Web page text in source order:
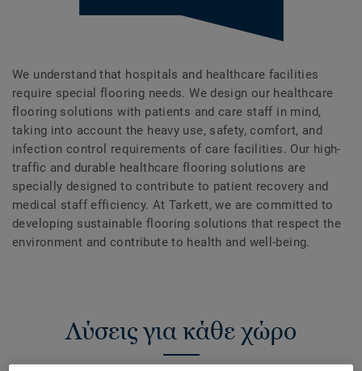
We understand that hospitals and healthcare facilities
require special flooring needs. We design our healthcare
flooring solutions with patients and care staff in mind,
taking into account the heavy use, safety, comfort, and
infection control requirements of care facilities. Our high-
traffic and durable healthcare flooring solutions are
specially designed to contribute to patient recovery and
medical staff efficiency. At Tarkett, we are committed to
developing sustainable flooring solutions that respect the
environment and contribute to health and well-being.
Λύσεις για κάθε χώρο